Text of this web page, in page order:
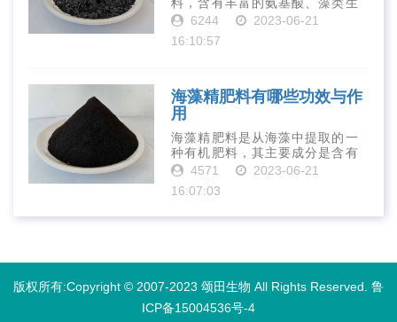
长素、维生素、微量元素、蛋白
力、促进植物生长、增强植物抗
6244
2023-06-21
16:10:57
海藻精肥料有哪些功效与作
用
海藻精肥料是从海藻中提取的一
种有机肥料，其主要成分是含有
丰富的微量元素、植物生长素、
有增强作物生长、促进植物根系
4571
2023-06-21
16:07:03
版权所有:Copyright © 2007-2023 颂田生物 All Rights Reserved. 鲁
ICP备15004536号-4